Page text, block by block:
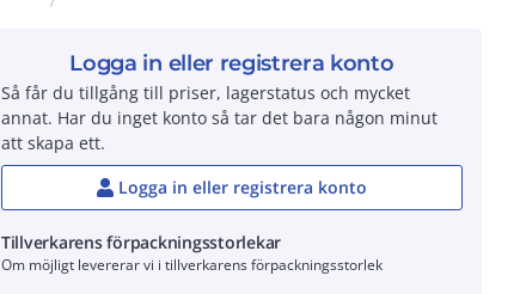
Logga in eller registrera konto
Så får du tillgång till priser, lagerstatus och mycket
annat. Har du inget konto så tar det bara någon minut
att skapa ett.
Logga in eller registrera konto
Tillverkarens förpackningsstorlekar
Om möjligt levererar vi i tillverkarens förpackningsstorlek